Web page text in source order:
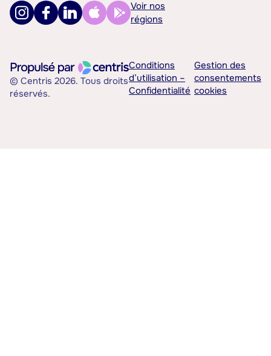
Voir nos
régions
© Centris 2026. Tous droits
réservés.
Conditions
d’utilisation –
Confidentialité
Gestion des
consentements
cookies